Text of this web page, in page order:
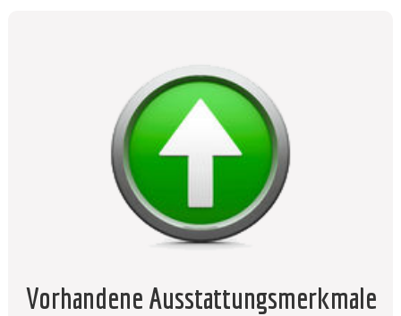
Vorhandene Ausstattungsmerkmale